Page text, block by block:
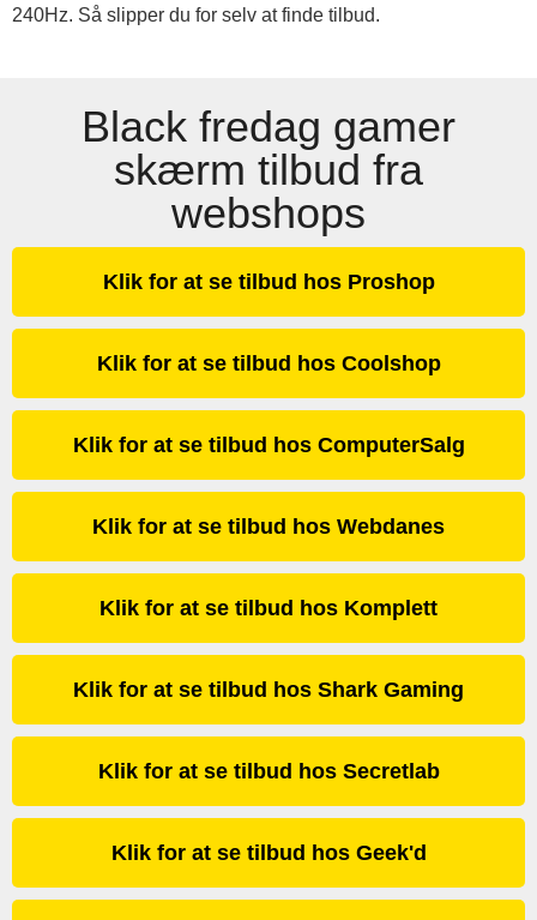
240Hz. Så slipper du for selv at finde tilbud.
Black fredag gamer
skærm tilbud fra
webshops
Klik for at se tilbud hos Proshop
Klik for at se tilbud hos Coolshop
Klik for at se tilbud hos ComputerSalg
Klik for at se tilbud hos Webdanes
Klik for at se tilbud hos Komplett
Klik for at se tilbud hos Shark Gaming
Klik for at se tilbud hos Secretlab
Klik for at se tilbud hos Geek'd